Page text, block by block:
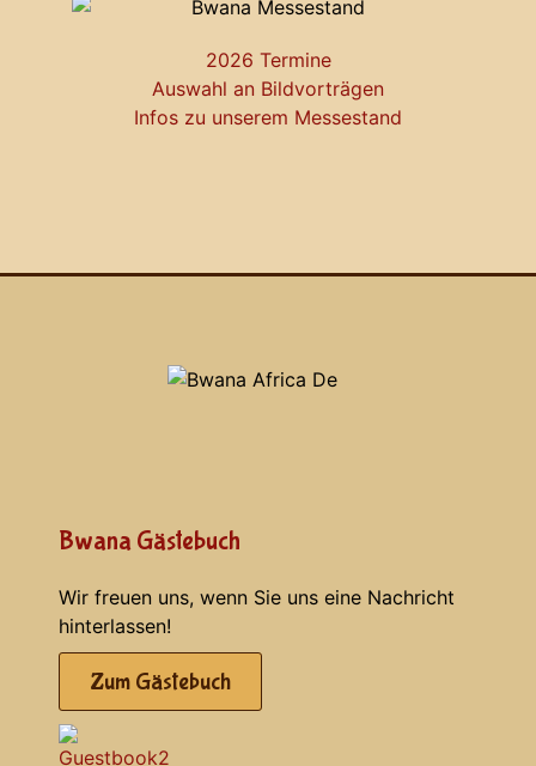
2026 Termine
Auswahl an Bildvorträgen
Infos zu unserem Messestand
Bwana Gästebuch
Wir freuen uns, wenn Sie uns eine Nachricht
hinterlassen!
Zum Gästebuch